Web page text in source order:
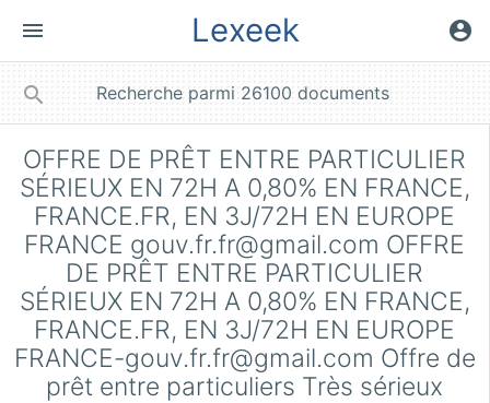
menu Lexeek account_circle
search
OFFRE DE PRÊT ENTRE PARTICULIER
SÉRIEUX EN 72H A 0,80% EN FRANCE,
FRANCE.FR, EN 3J/72H EN EUROPE
FRANCE gouv.fr.fr@gmail.com OFFRE
DE PRÊT ENTRE PARTICULIER
SÉRIEUX EN 72H A 0,80% EN FRANCE,
FRANCE.FR, EN 3J/72H EN EUROPE
FRANCE-gouv.fr.fr@gmail.com Offre de
prêt entre particuliers Très sérieux